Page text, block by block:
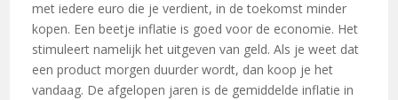
met iedere euro die je verdient, in de toekomst minder
kopen. Een beetje inflatie is goed voor de economie. Het
stimuleert namelijk het uitgeven van geld. Als je weet dat
een product morgen duurder wordt, dan koop je het
vandaag. De afgelopen jaren is de gemiddelde inflatie in